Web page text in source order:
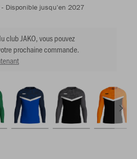
- Disponible jusqu'en 2027
club JAKO, vous pouvez
prochaine commande.